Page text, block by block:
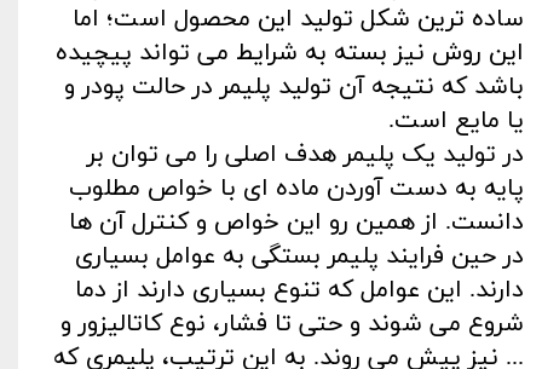
ساده‌ ترین شکل تولید این محصول است؛ اما
این روش نیز بسته به شرایط می‌ تواند پیچیده
باشد که نتیجه آن تولید پلیمر در حالت پودر و
یا مایع است.
در تولید یک پلیمر هدف اصلی را می‌ توان بر
پایه به دست آوردن ماده‌ ای با خواص مطلوب
دانست. از همین رو این خواص و کنترل آن‌ ها
در حین فرایند پلیمر بستگی به عوامل بسیاری
دارند. این عوامل که تنوع بسیاری دارند از دما
شروع می‌ شوند و حتی تا فشار، نوع کاتالیزور و
... نیز پیش می‌ روند. به ‌این ‌ترتیب، پلیمری که